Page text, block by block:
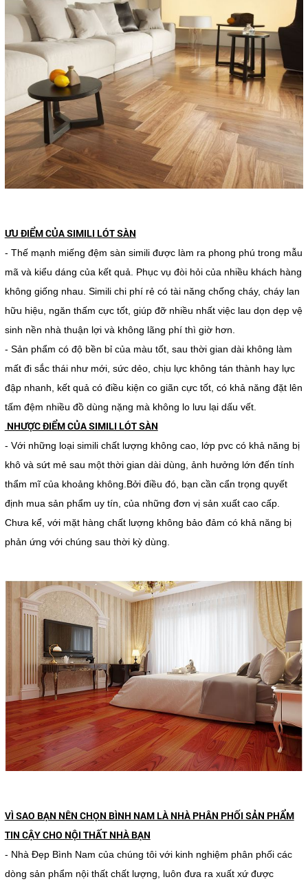
ƯU ĐIỂM CỦA SIMILI LÓT SÀN
- Thế mạnh miếng đệm sàn simili được làm ra phong phú trong mẫu
mã và kiểu dáng của kết quả. Phục vụ đòi hỏi của nhiều khách hàng
không giống nhau. Simili chi phí rẻ có tài năng chống cháy, cháy lan
hữu hiệu, ngăn thấm cực tốt, giúp đỡ nhiều nhất việc lau dọn dẹp vệ
sinh nền nhà thuận lợi và không lãng phí thì giờ hơn.
- Sản phẩm có độ bền bỉ của màu tốt, sau thời gian dài không làm
mất đi sắc thái như mới, sức dẻo, chịu lực không tán thành hay lực
đập nhanh, kết quả có điều kiện co giãn cực tốt, có khả năng đặt lên
tấm đệm nhiều đồ dùng nặng mà không lo lưu lại dấu vết.
NHƯỢC ĐIỂM CỦA SIMILI LÓT SÀN
- Với những loại simili chất lượng không cao, lớp pvc có khả năng bị
khô và sứt mẻ sau một thời gian dài dùng, ảnh hưởng lớn đến tính
thẩm mĩ của khoảng không.Bởi điều đó, bạn cần cẩn trọng quyết
định mua sản phẩm uy tín, của những đơn vị sản xuất cao cấp.
Chưa kể, với mặt hàng chất lượng không bảo đảm có khả năng bị
phản ứng với chúng sau thời kỳ dùng.
VÌ SAO BẠN NÊN CHỌN BÌNH NAM LÀ NHÀ PHÂN PHỐI SẢN PHẨM
TIN CẬY CHO NỘI THẤT NHÀ BẠN
- Nhà Đẹp Bình Nam của chúng tôi với kinh nghiệm phân phối các
dòng sản phẩm nội thất chất lượng, luôn đưa ra xuất xứ được